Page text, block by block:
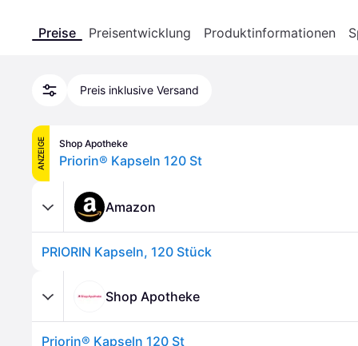
Preise Preisentwicklung Produktinformationen
Preis inklusive Versand
ANZEIGE Shop Apotheke
Priorin® Kapseln 120 St
Amazon
PRIORIN Kapseln, 120 Stück
Shop Apotheke
Priorin® Kapseln 120 St